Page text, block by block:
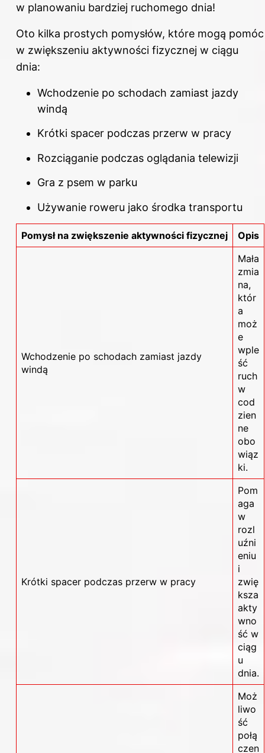
w planowaniu bardziej ruchomego dnia!
Oto kilka prostych pomysłów, które mogą pomóc
w zwiększeniu aktywności fizycznej w ciągu
dnia:
Wchodzenie po schodach zamiast jazdy
windą
Krótki spacer podczas przerw w pracy
Rozciąganie podczas oglądania telewizji
Gra z psem w parku
Używanie roweru jako środka transportu
Pomysł na zwiększenie aktywności fizycznej Opis
Wchodzenie po schodach zamiast jazdy
windą
Mała
zmia
na,
któr
a
moż
e
wple
ść
ruch
w
cod
zien
ne
obo
wiąz
ki.
Krótki spacer podczas przerw w pracy
Pom
aga
w
rozl
uźni
eniu
i
zwię
ksza
akty
wno
ść w
ciąg
u
dnia.
Moż
liwo
ść
połą
czen